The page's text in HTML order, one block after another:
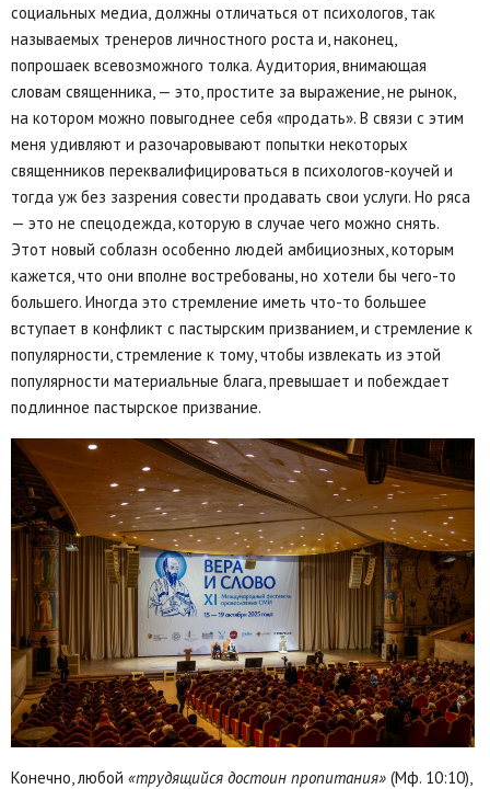
социальных медиа, должны отличаться от психологов, так
называемых тренеров личностного роста и, наконец,
попрошаек всевозможного толка. Аудитория, внимающая
словам священника, — это, простите за выражение, не рынок,
на котором можно повыгоднее себя «продать». В связи с этим
меня удивляют и разочаровывают попытки некоторых
священников переквалифицироваться в психологов-коучей и
тогда уж без зазрения совести продавать свои услуги. Но ряса
— это не спецодежда, которую в случае чего можно снять.
Этот новый соблазн особенно людей амбициозных, которым
кажется, что они вполне востребованы, но хотели бы чего-то
большего. Иногда это стремление иметь что-то большее
вступает в конфликт с пастырским призванием, и стремление к
популярности, стремление к тому, чтобы извлекать из этой
популярности материальные блага, превышает и побеждает
подлинное пастырское призвание.
Конечно, любой «трудящийся достоин пропитания» (Мф. 10:10),